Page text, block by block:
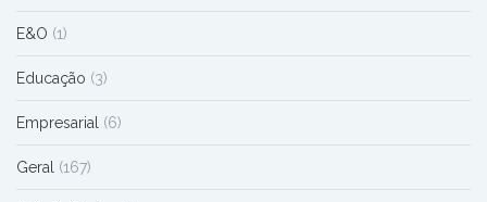
E&O (1)
Educação (3)
Empresarial (6)
Geral (167)